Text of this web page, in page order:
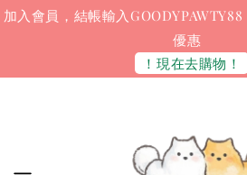
加入會員，結帳輸入
優惠
！現在去購物！